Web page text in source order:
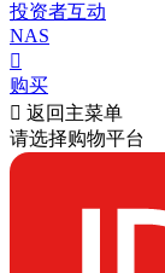
投资者互动
NAS

购买
 返回主菜单
请选择购物平台